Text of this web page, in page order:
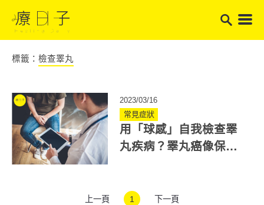
標籤： 檢查睪丸
2023/03/16
常見症狀
用「球感」自我檢查睪
丸疾病？睪丸癌像保齡
上一頁 1 下一頁